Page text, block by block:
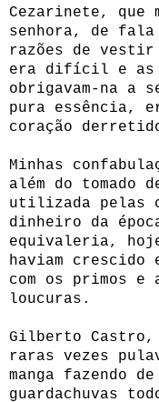
Cezarinete, que
senhora, de
razões de vestir
era difícil e as
obrigavam-na a
pura essência,
coração
Minhas
além do tomado
utilizada pelas
dinheiro da
equivaleria,
haviam crescido
com os primos e
loucuras.
Gilberto Castro,
raras vezes
manga fazendo
guardachuvas